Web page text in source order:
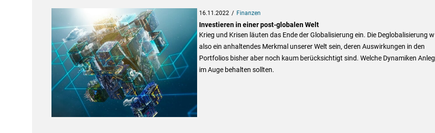
16.11.2022 Finanzen
Investieren in einer post-globalen Welt
Krieg und Krisen läuten das Ende der Globalisierung ein. Die Deglobalisierung
also ein anhaltendes Merkmal unserer Welt sein, deren Auswirkungen in den
Portfolios bisher aber noch kaum berücksichtigt sind. Welche Dynamiken
im Auge behalten sollten.